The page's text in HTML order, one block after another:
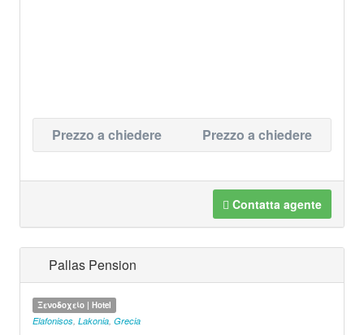
Prezzo a chiedere Prezzo a chiedere
Contatta agente
Pallas Pension
Ξενοδοχείο | Hotel
Elafonisos, Lakonia, Grecia